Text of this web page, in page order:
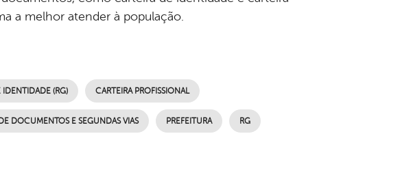
a melhor atender à população.
IDENTIDADE (RG) CARTEIRA PROFISSIONAL
DOCUMENTOS E SEGUNDAS VIAS PREFEITURA RG